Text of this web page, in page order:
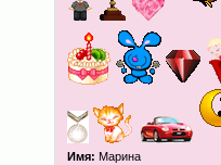
Имя: Марина